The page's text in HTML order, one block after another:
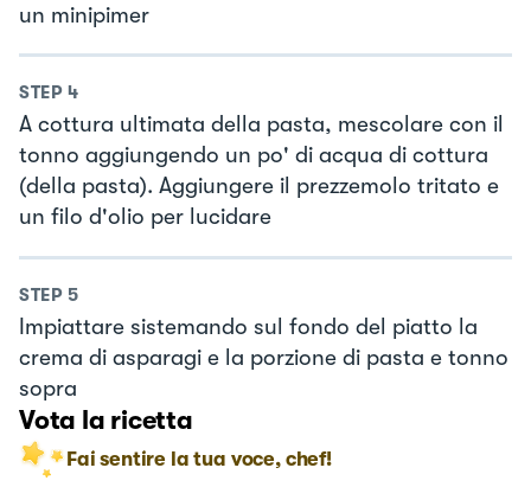
un minipimer
STEP 4
A cottura ultimata della pasta, mescolare con il
tonno aggiungendo un po' di acqua di cottura
(della pasta). Aggiungere il prezzemolo tritato e
un filo d'olio per lucidare
STEP 5
Impiattare sistemando sul fondo del piatto la
crema di asparagi e la porzione di pasta e tonno
sopra
Vota la ricetta
Fai sentire la tua voce, chef!